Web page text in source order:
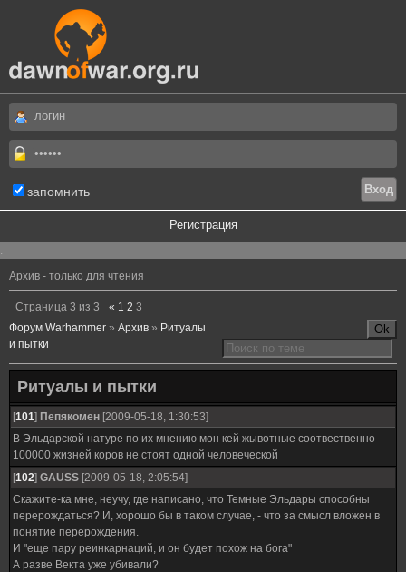
запомнить
Регистрация
.
Архив - только для чтения
Страница 3 из 3 « 1 2 3
Форум Warhammer » Архив » Ритуалы
и пытки
Ритуалы и пытки
[101] Пепякомен [2009-05-18, 1:30:53]
В Эльдарской натуре по их мнению мон кей жывотные соотвественно
100000 жизней коров не стоят одной человеческой
[102] GAUSS [2009-05-18, 2:05:54]
Скажите-ка мне, неучу, где написано, что Темные Эльдары способны
перерождаться? И, хорошо бы в таком случае, - что за смысл вложен в
понятие перерождения.
И "еще пару реинкарнаций, и он будет похож на бога"
А разве Векта уже убивали?